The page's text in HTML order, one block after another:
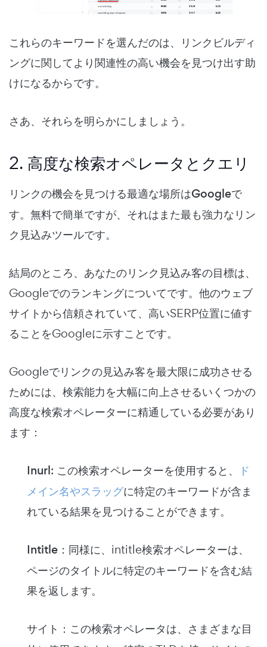
これらのキーワードを選んだのは、リンクビルディ
ングに関してより関連性の高い機会を見つけ出す助
けになるからです。
さあ、それらを明らかにしましょう。
2. 高度な検索オペレータとクエリ
リンクの機会を見つける最適な場所はGoogleで
す。無料で簡単ですが、それはまた最も強力なリン
ク見込みツールです。
結局のところ、あなたのリンク見込み客の目標は、
Googleでのランキングについてです。他のウェブ
サイトから信頼されていて、高いSERP位置に値す
ることをGoogleに示すことです。
Googleでリンクの見込み客を最大限に成功させる
ためには、検索能力を大幅に向上させるいくつかの
高度な検索オペレーターに精通している必要があり
ます：
Inurl: この検索オペレーターを使用すると、
ド
メイン名やスラッグに特定のキーワードが含ま
れている結果を見つけることができます。
Intitle ：同様に、intitle検索オペレーターは、
ページのタイトルに特定のキーワードを含む結
果を返します。
サイト ：この検索オペレータは、さまざまな目